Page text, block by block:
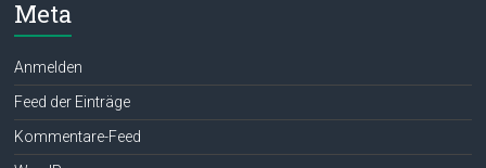
Meta
Anmelden
Feed der Einträge
Kommentare-Feed